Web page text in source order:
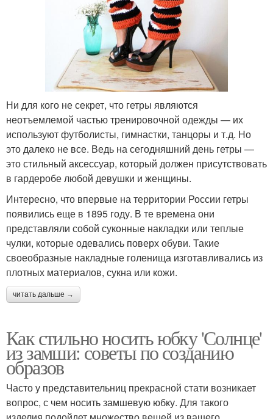
Ни для кого не секрет, что гетры являются
неотъемлемой частью тренировочной одежды — их
используют футболисты, гимнастки, танцоры и т.д. Но
это далеко не все. Ведь на сегодняшний день гетры —
это стильный аксессуар, который должен присутствовать
в гардеробе любой девушки и женщины.
Интересно, что впервые на территории России гетры
появились еще в 1895 году. В те времена они
представляли собой суконные накладки или теплые
чулки, которые одевались поверх обуви. Такие
своеобразные накладные голенища изготавливались из
плотных материалов, сукна или кожи.
читать дальше →
Как стильно носить юбку 'Солнце'
из замши: советы по созданию
образов
Часто у представительниц прекрасной стати возникает
вопрос, с чем носить замшевую юбку. Для такого